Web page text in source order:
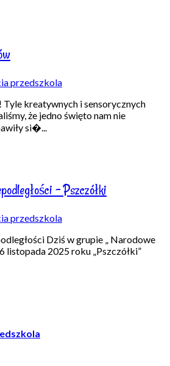
przedszkola
Tyle kreatywnych i sensorycznych
że jedno święto nam nie
si�...
– Pszczółki
przedszkola
Dziś w grupie „ Narodowe
listopada 2025 roku „Pszczółki”